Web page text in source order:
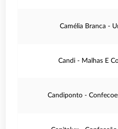
Camélia Branca -
Candi - Malhas E
Candiponto -